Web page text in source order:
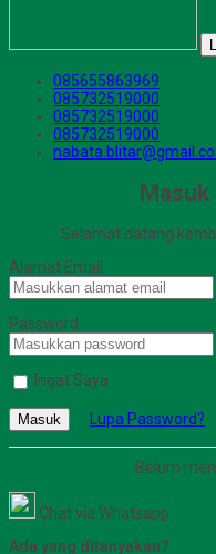
085655863969
085732519000
085732519000
085732519000
Masuk
Selamat datang
Alamat Email
Password
Ingat Saya
Masuk Lupa Password?
Belum
Chat via Whatsapp
Ada yang ditanyakan?